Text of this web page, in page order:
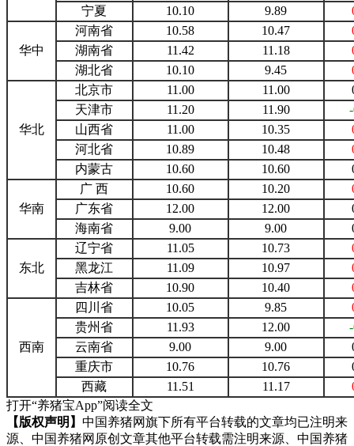
宁夏
10.10 9.89
华中
河南省 10.58 10.47
湖南省
11.42 11.18
湖北省
10.10 9.45
华北
北京市 11.00 11.00
天津市
11.20 11.90
山西省
11.00 10.35
河北省
10.89 10.48
内蒙古
10.60 10.60
华南
广 西 10.60 10.20
广东省
12.00 12.00
海南省
9.00 9.00
东北
辽宁省 11.05 10.73
黑龙江
11.09 10.97
吉林省
10.90 10.40
西南
四川省 10.05 9.85
贵州省
11.93 12.00
云南省
9.00 9.00
重庆市
10.76 10.76
西藏
11.51 11.17
打开“养猪宝App”阅读全文
【版权声明】 中国养猪网旗下所有平台转载的文章均已注明来
源、中国养猪网原创文章其他平台转载需注明来源、中国养猪